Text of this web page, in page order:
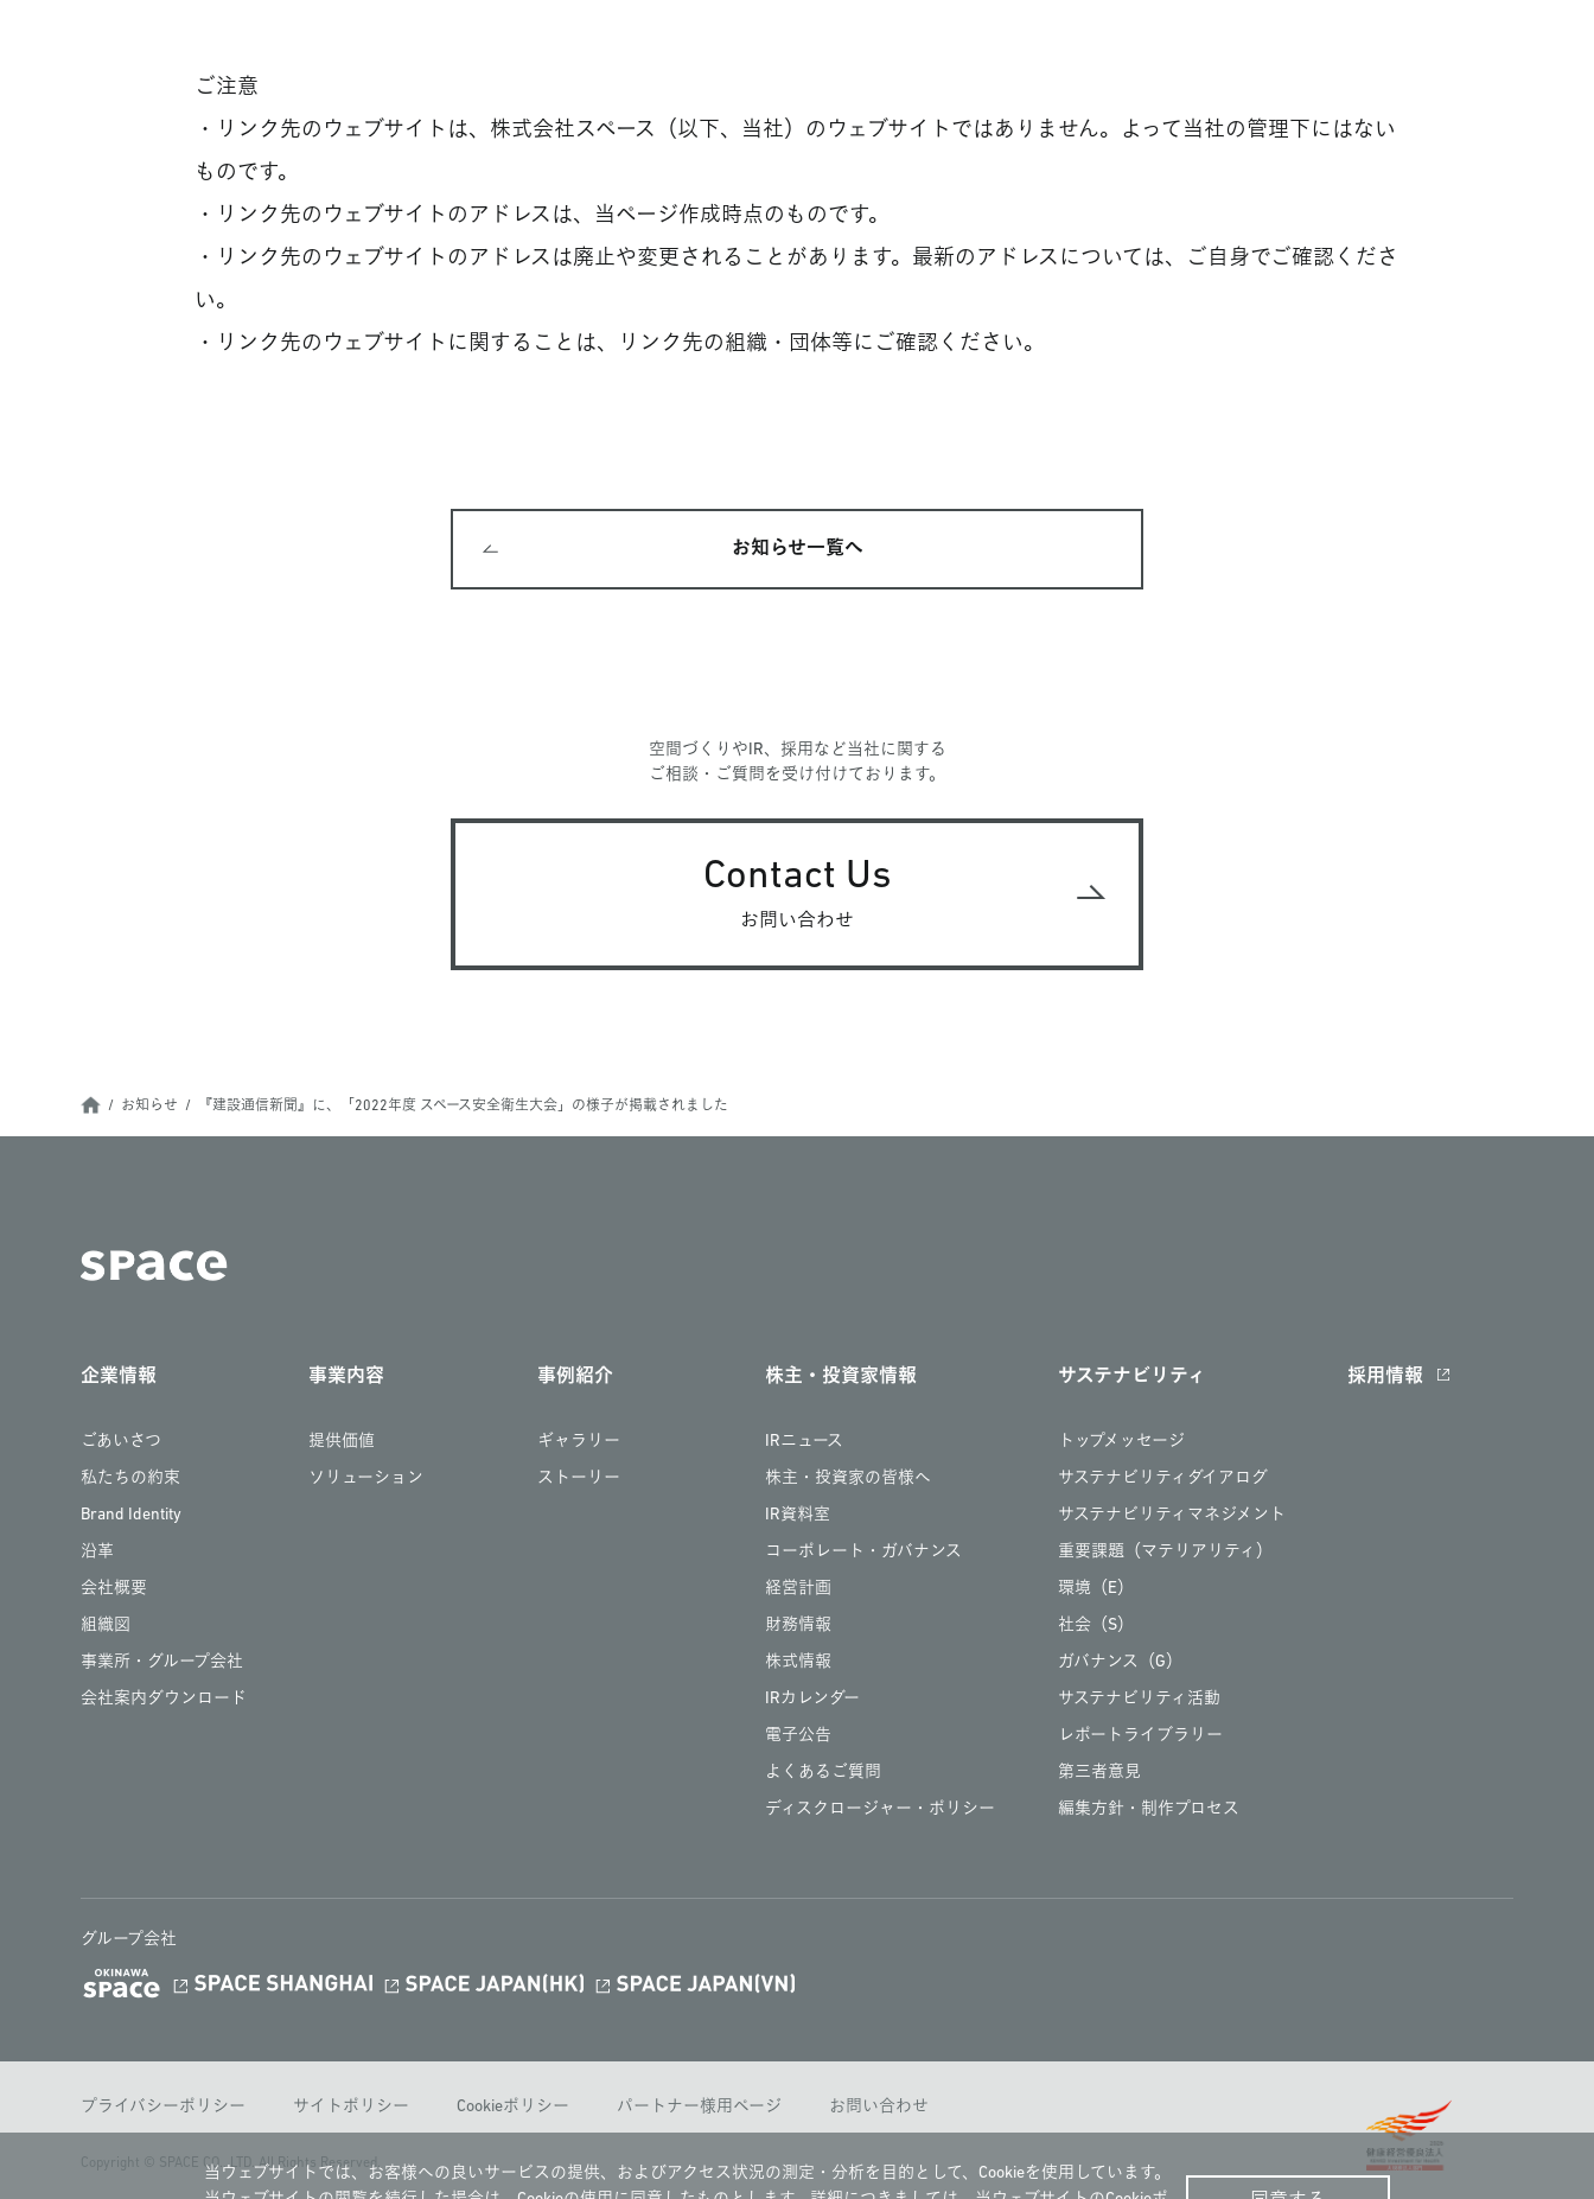
ご注意
・リンク先のウェブサイトは、株式会社スペース（以下、当社）のウェブサイトではありません。よって当社の管理下にはない
ものです。
・リンク先のウェブサイトのアドレスは、当ページ作成時点のものです。
・リンク先のウェブサイトのアドレスは廃止や変更されることがあります。最新のアドレスについては、ご自身でご確認くださ
い。
・リンク先のウェブサイトに関することは、リンク先の組織・団体等にご確認ください。
お知らせ一覧へ
空間づくりやIR、採用など当社に関する
ご相談・ご質問を受け付けております。
Contact Us
お問い合わせ
お知らせ 『建設通信新聞』に、「2022年度 スペース安全衛生大会」の様子が掲載されました
企業情報
ごあいさつ
私たちの約束
Brand Identity
沿革
会社概要
組織図
事業所・グループ会社
会社案内ダウンロード
事業内容
提供価値
ソリューション
事例紹介
ギャラリー
ストーリー
株主・投資家情報
IRニュース
株主・投資家の皆様へ
IR資料室
コーポレート・ガバナンス
経営計画
財務情報
株式情報
IRカレンダー
電子公告
よくあるご質問
ディスクロージャー・ポリシー
サステナビリティ
トップメッセージ
サステナビリティダイアログ
サステナビリティマネジメント
重要課題（マテリアリティ）
環境（E）
社会（S）
ガバナンス（G）
サステナビリティ活動
レポートライブラリー
第三者意見
編集方針・制作プロセス
採用情報
グループ会社
プライバシーポリシー サイトポリシー Cookieポリシー パートナー様用ページ お問い合わせ
Copyright © SPACE CO., LTD. All Rights Reserved.
当ウェブサイトでは、お客様への良いサービスの提供、およびアクセス状況の測定・分析を目的として、Cookieを使用しています。